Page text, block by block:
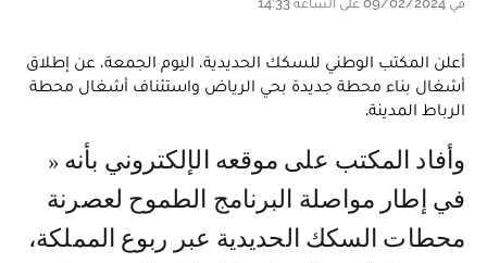
أعلن المكتب الوطني للسكك الحديدية، اليوم الجمعة، عن إطلاق
أشغال بناء محطة جديدة بحي الرياض واستئناف أشغال محطة
الرباط المدينة.
وأفاد المكتب على موقعه الإلكتروني بأنه «
في إطار مواصلة البرنامج الطموح لعصرنة
محطات السكك الحديدية عبر ربوع المملكة،